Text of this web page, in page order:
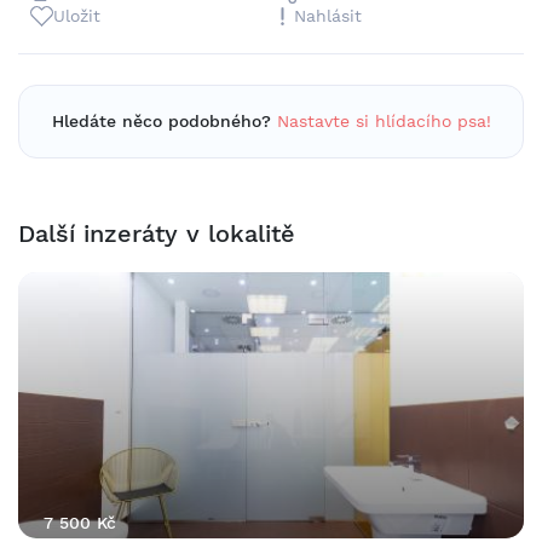
Uložit
Nahlásit
Hledáte něco podobného? Nastavte si hlídacího psa!
Další inzeráty v lokalitě
7 500 Kč